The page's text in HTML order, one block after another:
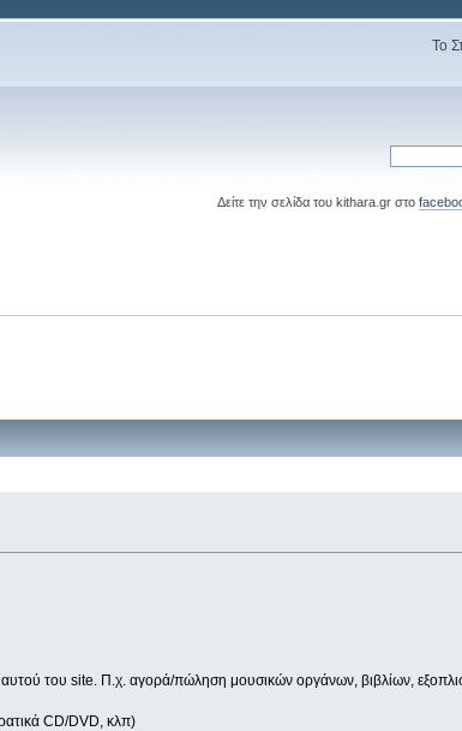
Το
Δείτε την σελίδα του kithara.gr στο
αυτού του site. Π.χ. αγορά/πώληση μουσικών οργάνων, βιβλίων,
CD/DVD, κλπ)